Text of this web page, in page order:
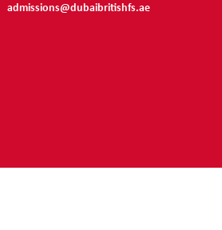
admissions@dubaibritishfs.ae